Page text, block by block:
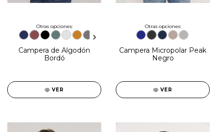
Otras opciones:
Campera de Algodón
Bordó
VER
Otras opciones:
Campera Micropolar Peak
Negro
VER